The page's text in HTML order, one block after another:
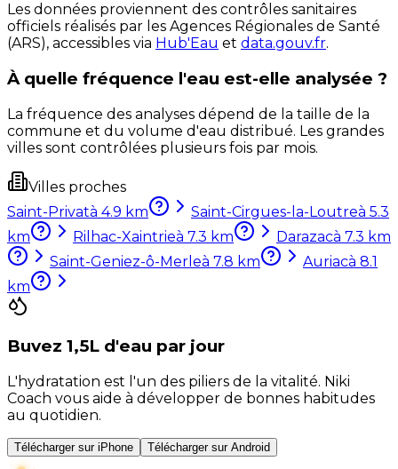
Les données proviennent des contrôles sanitaires
officiels réalisés par les Agences Régionales de Santé
(ARS), accessibles via Hub'Eau et data.gouv.fr.
À quelle fréquence l'eau est-elle analysée ?
La fréquence des analyses dépend de la taille de la
commune et du volume d'eau distribué. Les grandes
villes sont contrôlées plusieurs fois par mois.
Villes proches
Saint-Privatà 4.9 km Saint-Cirgues-la-Loutreà 5.3
km
Rilhac-Xaintrieà 7.3 km Darazacà 7.3 km
Saint-Geniez-ô-Merleà 7.8 km Auriacà 8.1
km
Buvez 1,5L d'eau par jour
L'hydratation est l'un des piliers de la vitalité. Niki
Coach vous aide à développer de bonnes habitudes
au quotidien.
Télécharger sur iPhone Télécharger sur Android